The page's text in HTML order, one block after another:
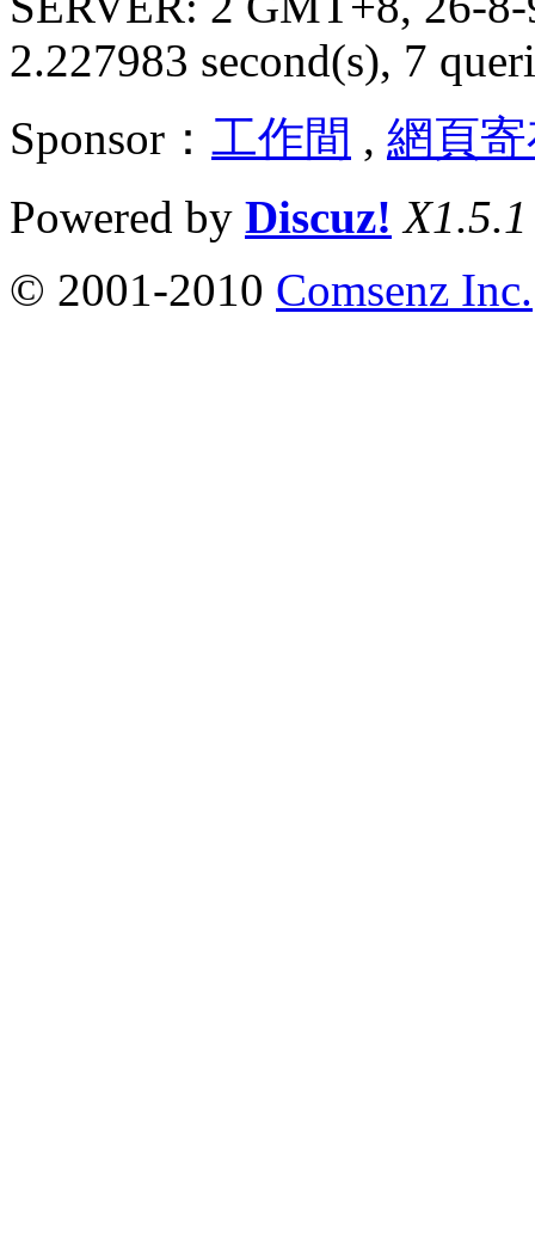
2.227983 second(s), 7
Sponsor： 工作間 , 網頁
Powered by Discuz! X1.5.1
© 2001-2010 Comsenz Inc.